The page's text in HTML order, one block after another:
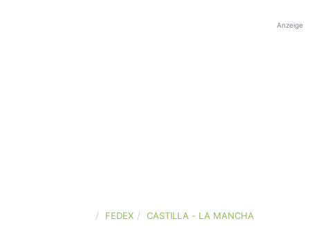
Anzeige
FEDEX CASTILLA - LA MANCHA